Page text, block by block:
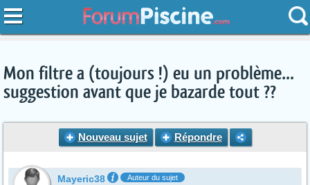
Mon filtre a (toujours !) eu un problème…
suggestion avant que je bazarde tout ??
Nouveau sujet Répondre
Mayeric38 Auteur du sujet